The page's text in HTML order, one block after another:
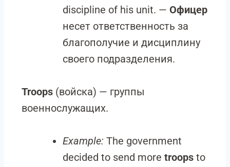
discipline of his unit. — Офицер
несет ответственность за
благополучие и дисциплину
своего подразделения.
Troops (войска) — группы
военнослужащих.
Example: The government
decided to send more troops to